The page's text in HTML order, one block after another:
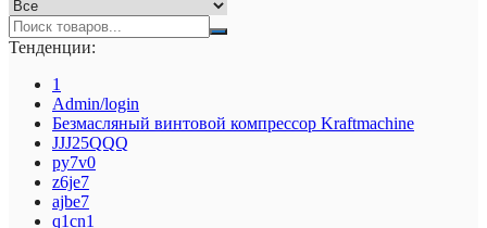
Тенденции:
1
Admin/login
Безмасляный винтовой компрессор Kraftmaсhine
JJJ25QQQ
py7v0
z6je7
ajbe7
q1cn1